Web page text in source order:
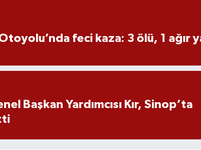
feci kaza: 3 ölü, 1 ağır
Başkan Yardımcısı Kır, Sinop’ta